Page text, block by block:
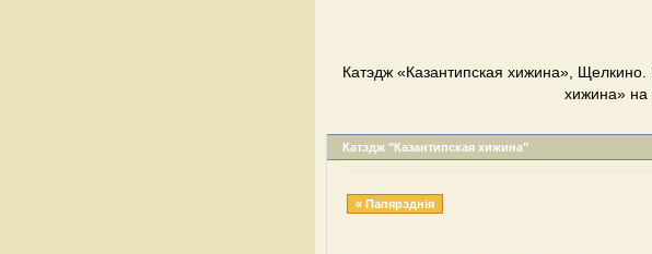
Катэдж «Казантипская хижина»,
хижина» на
Катэдж "Казантипская хижина"
« Папярэднія